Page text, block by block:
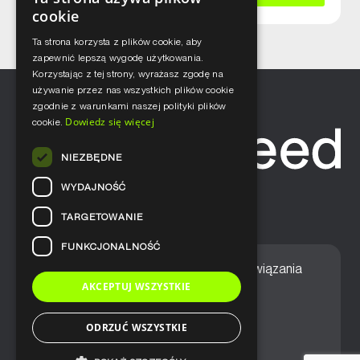
Home Nasze podejście Rozwiązania
Usługi Aktualności
cookie
Ta strona korzysta z plików cookie, aby
zapewnić lepszą wygodę użytkowania.
Korzystając z tej strony, wyrażasz zgodę na
używanie przez nas wszystkich plików cookie
zgodnie z warunkami naszej polityki plików
cookie. Dowiedz się więcej
NIEZBĘDNE
WYDAJNOŚĆ
TARGETOWANIE
FUNKCJONALNOŚĆ
AKCEPTUJ WSZYSTKIE
ODRZUĆ WSZYSTKIE